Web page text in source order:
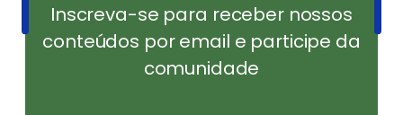
Inscreva-se para receber nossos
conteúdos por email e participe da
comunidade